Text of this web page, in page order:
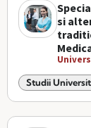
si
Studii